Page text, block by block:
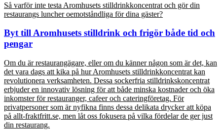
Så varför inte testa Aromhusets stilldrinkkoncentrat och gör din
restaurangs luncher oemotståndliga för dina gäster?
Byt till Aromhusets stilldrink och frigör både tid och
pengar
Om du är restaurangägare, eller om du känner någon som är det, kan
det vara dags att kika på hur Aromhusets stilldrinkkoncentrat kan
revolutionera verksamheten. Dessa sockerfria stilldrinkskoncentrat
erbjuder en innovativ lösning för att både minska kostnader och öka
inkomster för restauranger, cafeer och cateringföretag. För
privatpersoner som är nyfikna finns dessa delikata drycker att köpa
på allt-fraktfritt.se, men låt oss fokusera på vilka fördelar de ger just
din restaurang.